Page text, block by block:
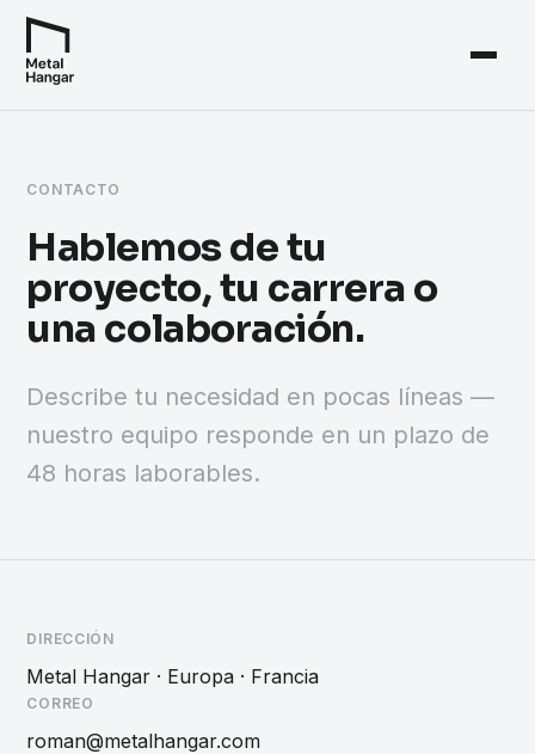
CONTACTO
Hablemos de tu
proyecto, tu carrera o
una colaboración.
Describe tu necesidad en pocas líneas —
nuestro equipo responde en un plazo de
48 horas laborables.
DIRECCIÓN
Metal Hangar · Europa · Francia
CORREO
roman@metalhangar.com